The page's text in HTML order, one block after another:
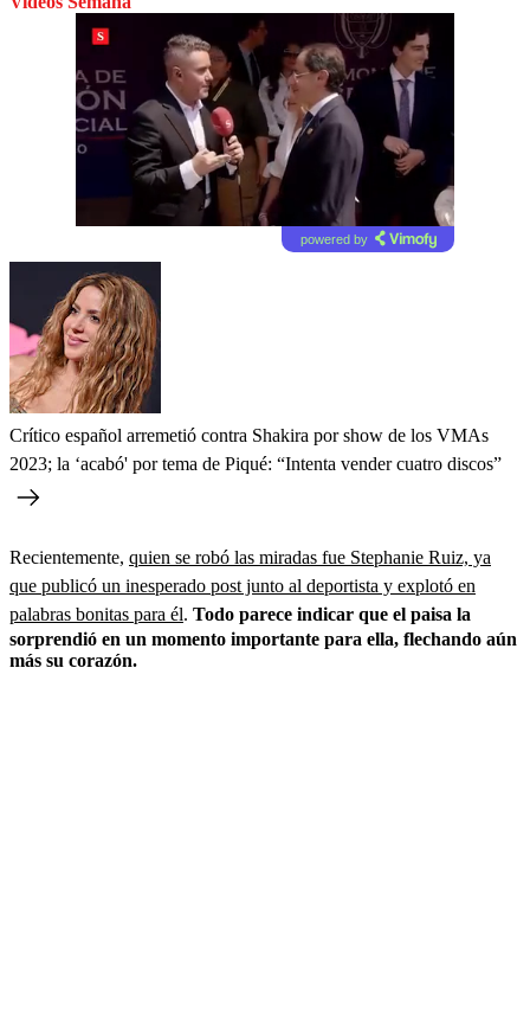
powered by
Crítico español arremetió contra Shakira por show de los VMAs
2023; la ‘acabó' por tema de Piqué: “Intenta vender cuatro discos”
Recientemente, quien se robó las miradas fue Stephanie Ruiz, ya
que publicó un inesperado post junto al deportista y explotó en
palabras bonitas para él. Todo parece indicar que el paisa la
sorprendió en un momento importante para ella, flechando aún
más su corazón.